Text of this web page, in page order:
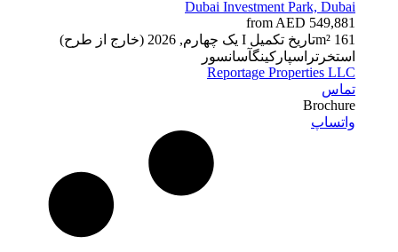
Dubai Investment Park, Dubai
from AED 549,881
161 m² تاریخ تکمیل I یک چهارم, 2026 (خارج از طرح)
استخر تراسپارکینگآسانسور
Reportage Properties LLC
تماس
Brochure
واتساپ